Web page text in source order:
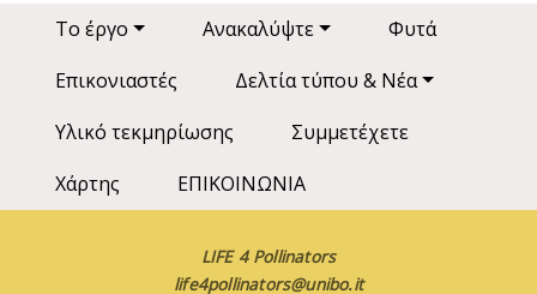
Main navigation
Το έργο Ανακαλύψτε
Φυτά
Επικονιαστές
Δελτία τύπου & Νέα
Υλικό τεκμηρίωσης
Συμμετέχετε
Χάρτης
ΕΠΙΚΟΙΝΩΝΙΑ
LIFE 4 Pollinators
life4pollinators@unibo.it